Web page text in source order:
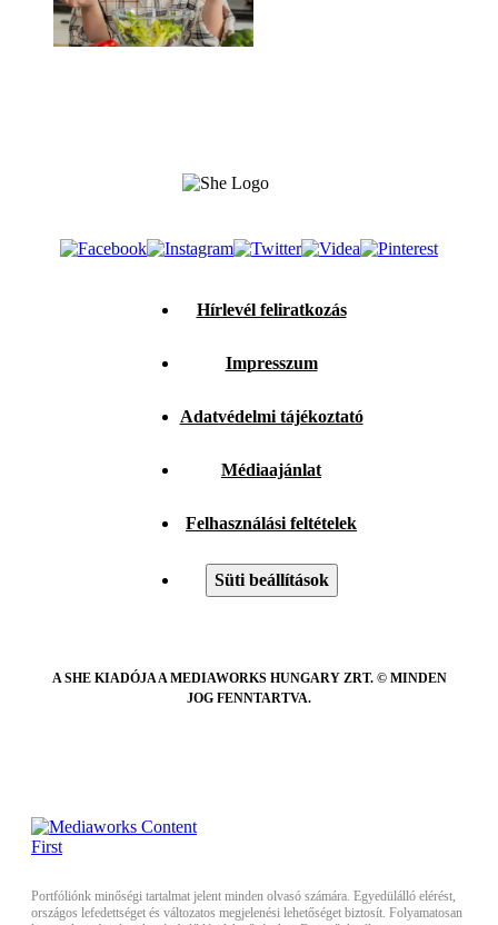
Hírlevél feliratkozás
Impresszum
Adatvédelmi tájékoztató
Médiaajánlat
Felhasználási feltételek
Süti beállítások
A SHE KIADÓJA A MEDIAWORKS HUNGARY ZRT. © MINDEN
JOG FENNTARTVA.
Portfóliónk minőségi tartalmat jelent minden olvasó számára. Egyedülálló elérést,
országos lefedettséget és változatos megjelenési lehetőséget biztosít. Folyamatosan